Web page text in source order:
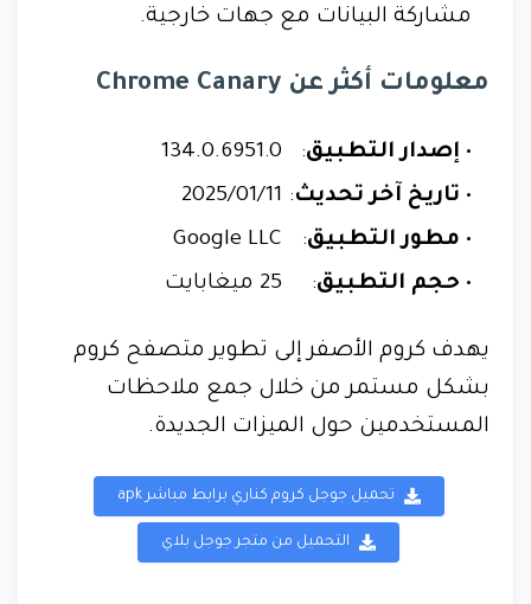
مشاركة البيانات مع جهات خارجية.
معلومات أكثر عن Chrome Canary
إصدار التطبيق:
134.0.6951.0
تاريخ آخر تحديث:
11‏/01‏/2025
مطور التطبيق:
Google LLC
حجم التطبيق: 25 ميغابايت
يهدف كروم الأصفر إلى تطوير متصفح كروم
بشكل مستمر من خلال جمع ملاحظات
المستخدمين حول الميزات الجديدة.
تحميل جوجل كروم كناري برابط مباشر apk
التحميل من متجر جوجل بلاي